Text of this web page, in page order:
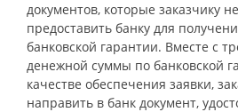
документов, которые заказчику
предоставить банку для
банковской гарантии. Вместе с
денежной суммы по банковской
качестве обеспечения заявки,
направить в банк документ,